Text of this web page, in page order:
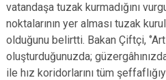
vatandaşa tuzak kurmadığını
noktalarının yer alması tuzak
olduğunu belirtti. Bakan Çiftçi,
oluşturduğunuzda;
ile hız koridorlarını tüm